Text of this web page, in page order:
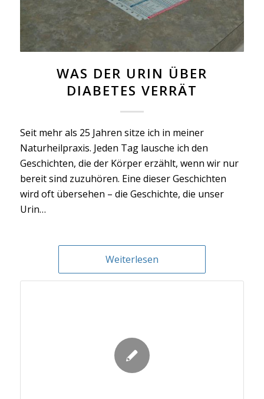
WAS DER URIN ÜBER
DIABETES VERRÄT
Seit mehr als 25 Jahren sitze ich in meiner
Naturheilpraxis. Jeden Tag lausche ich den
Geschichten, die der Körper erzählt, wenn wir nur
bereit sind zuzuhören. Eine dieser Geschichten
wird oft übersehen – die Geschichte, die unser
Urin…
Weiterlesen